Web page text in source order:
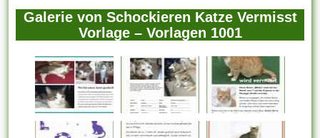
Galerie von Schockieren Katze Vermisst
Vorlage – Vorlagen 1001